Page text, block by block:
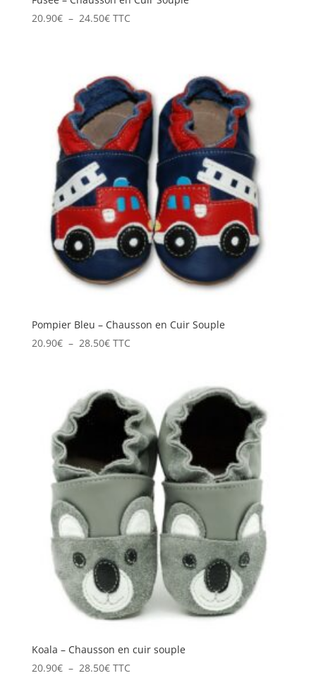
20.90€ – 24.50€Plage
à
24.50€
TTC
Pompier Bleu – Chausson en Cuir Souple
20.90€ – 28.50€Plage
20.90€
28.50€
TTC
Koala – Chausson en cuir souple
20.90€ – 28.50€Plage
TTC